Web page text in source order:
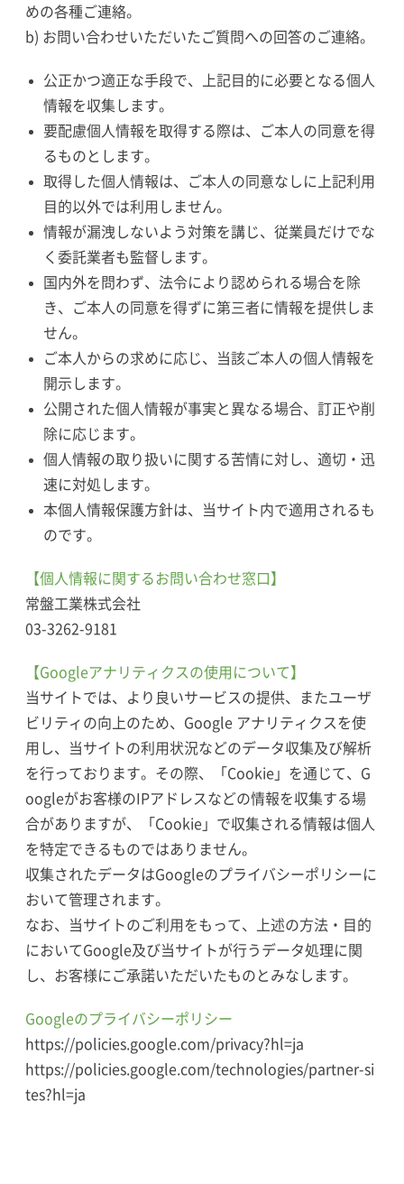
めの各種ご連絡。
b) お問い合わせいただいたご質問への回答のご連絡。
公正かつ適正な手段で、上記目的に必要となる個人
情報を収集します。
要配慮個人情報を取得する際は、ご本人の同意を得
るものとします。
取得した個人情報は、ご本人の同意なしに上記利用
目的以外では利用しません。
情報が漏洩しないよう対策を講じ、従業員だけでな
く委託業者も監督します。
国内外を問わず、法令により認められる場合を除
き、ご本人の同意を得ずに第三者に情報を提供しま
せん。
ご本人からの求めに応じ、当該ご本人の個人情報を
開示します。
公開された個人情報が事実と異なる場合、訂正や削
除に応じます。
個人情報の取り扱いに関する苦情に対し、適切・迅
速に対処します。
本個人情報保護方針は、当サイト内で適用されるも
のです。
【個人情報に関するお問い合わせ窓口】
常盤工業株式会社
03-3262-9181
【Googleアナリティクスの使用について】
当サイトでは、より良いサービスの提供、またユーザ
ビリティの向上のため、Google アナリティクスを使
用し、当サイトの利用状況などのデータ収集及び解析
を行っております。その際、「Cookie」を通じて、G
oogleがお客様のIPアドレスなどの情報を収集する場
合がありますが、「Cookie」で収集される情報は個人
を特定できるものではありません。
収集されたデータはGoogleのプライバシーポリシーに
おいて管理されます。
なお、当サイトのご利用をもって、上述の方法・目的
においてGoogle及び当サイトが行うデータ処理に関
し、お客様にご承諾いただいたものとみなします。
Googleのプライバシーポリシー
https://policies.google.com/privacy?hl=ja
https://policies.google.com/technologies/partner-si
tes?hl=ja